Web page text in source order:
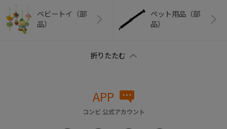
ベビートイ（部
品）
ペット用品（部
品）
APP
コンビ 公式アカウント